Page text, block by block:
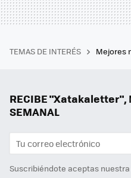
TEMAS DE INTERÉS Mejores
RECIBE "Xatakaletter",
SEMANAL
Suscribiéndote aceptas nuestra